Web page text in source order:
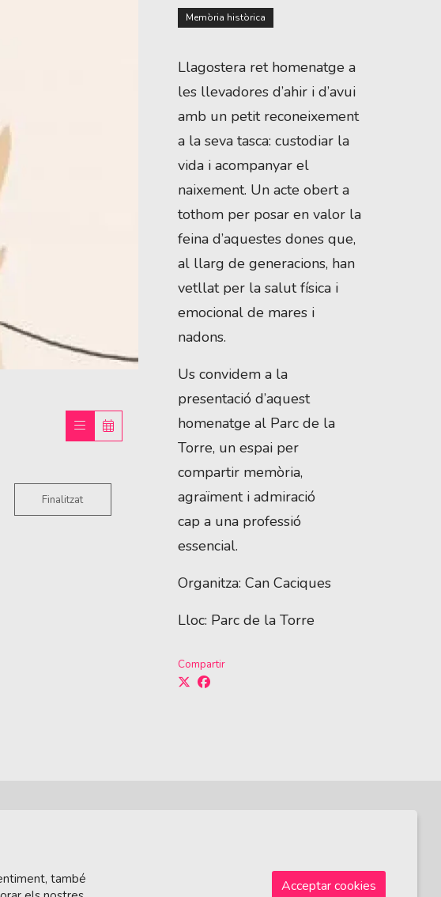
Memòria històrica
Llagostera ret homenatge a
les llevadores d’ahir i d’avui
amb un petit reconeixement
a la seva tasca: custodiar la
vida i acompanyar el
naixement. Un acte obert a
tothom per posar en valor la
feina d’aquestes dones que,
al llarg de generacions, han
vetllat per la salut física i
emocional de mares i
nadons.
Us convidem a la
presentació d’aquest
homenatge al Parc de la
Torre, un espai per
compartir memòria,
agraïment i admiració
cap a una professió
essencial.
Organitza: Can Caciques
Lloc: Parc de la Torre
Compartir
Finalitzat
també
Acceptar cookies